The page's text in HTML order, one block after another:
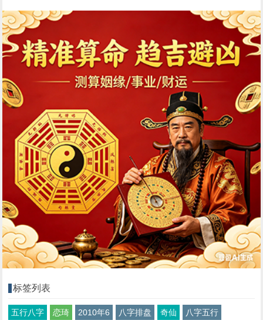
标签列表
五行八字 恋琦 2010年6 八字排盘 奇仙
八字五行